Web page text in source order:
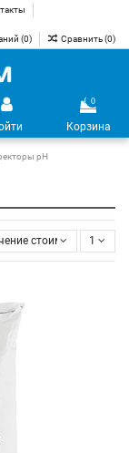
(0) Сравнить (0)
0
Корзина
pH
стоимости 1